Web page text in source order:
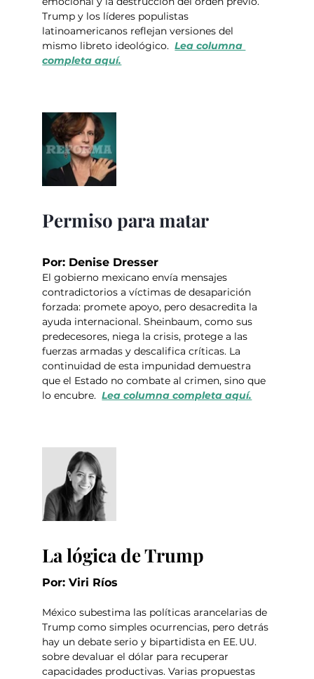
Trump y los líderes populistas
latinoamericanos reflejan versiones del
mismo libreto ideológico. Lea columna
completa aquí.
Permiso para matar
Por: Denise Dresser
El gobierno mexicano envía mensajes
contradictorios a víctimas de desaparición
forzada: promete apoyo, pero desacredita la
ayuda internacional. Sheinbaum, como sus
predecesores, niega la crisis, protege a las
fuerzas armadas y descalifica críticas. La
continuidad de esta impunidad demuestra
que el Estado no combate al crimen, sino que
lo encubre. Lea columna completa aquí.
La lógica de Trump
Por: Viri Ríos
México subestima las políticas arancelarias de
Trump como simples ocurrencias, pero detrás
hay un debate serio y bipartidista en EE. UU.
sobre devaluar el dólar para recuperar
capacidades productivas. Varias propuestas